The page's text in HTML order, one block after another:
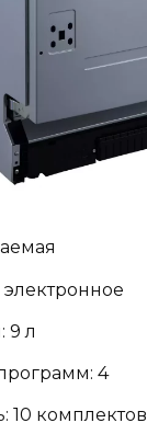
9 л
4
10 комплектов